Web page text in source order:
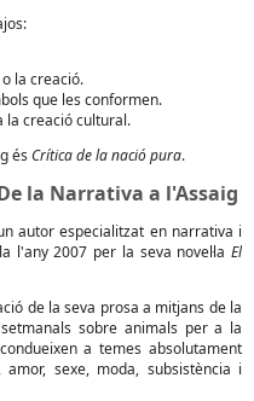
la creació.
que les conformen.
la creació cultural.
és Crítica de la nació pura.
la Narrativa a l'Assaig
autor especialitzat en narrativa i
l'any 2007 per la seva novel·la El
de la seva prosa a mitjans de la
sobre animals per a la
a temes absolutament
sexe, moda, subsistència i